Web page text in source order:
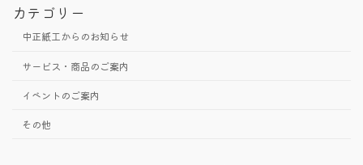
カテゴリー
中正紙工からのお知らせ
サービス・商品のご案内
イベントのご案内
その他